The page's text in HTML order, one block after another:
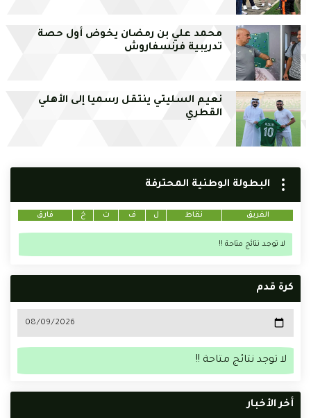
محمد علي بن رمضان يخوض أول حصة
تدريبية فرنسفاروش
نعيم السليتي ينتقل رسميا إلى الأهلي
القطري
البطولة الوطنية المحترفة
الفريق نقاط ل ف ت خ فارق
لا توجد نتائج متاحة !!
كرة قدم
لا توجد نتائج متاحة !!
أخر الأخبار